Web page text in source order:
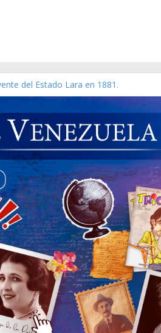
del Estado Lara en 1881.
09 de marzo de 2006 N° 38.394